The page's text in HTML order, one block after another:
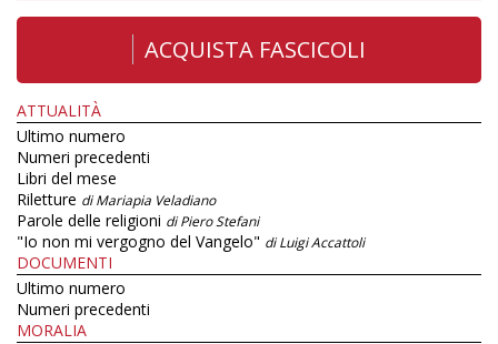
ACQUISTA FASCICOLI
ATTUALITÀ
Ultimo numero
Numeri precedenti
Libri del mese
Riletture di Mariapia Veladiano
Parole delle religioni di Piero Stefani
"Io non mi vergogno del Vangelo" di Luigi Accattoli
DOCUMENTI
Ultimo numero
Numeri precedenti
MORALIA